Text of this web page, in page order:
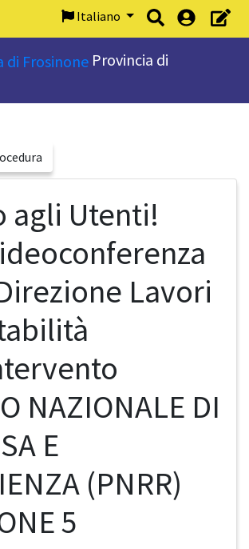
Italiano
Provincia di
agli Utenti!
Lavori
NAZIONALE DI
E
(PNRR)
5